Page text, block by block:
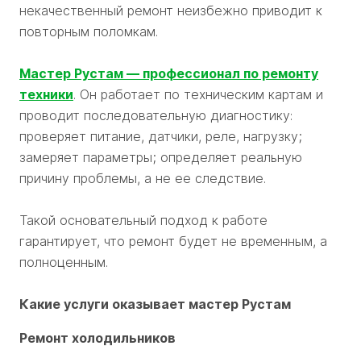
некачественный ремонт неизбежно приводит к
повторным поломкам.
Мастер Рустам — профессионал по ремонту
техники. Он работает по техническим картам и
проводит последовательную диагностику:
проверяет питание, датчики, реле, нагрузку;
замеряет параметры; определяет реальную
причину проблемы, а не ее следствие.
Такой основательный подход к работе
гарантирует, что ремонт будет не временным, а
полноценным.
Какие услуги оказывает мастер Рустам
Ремонт холодильников